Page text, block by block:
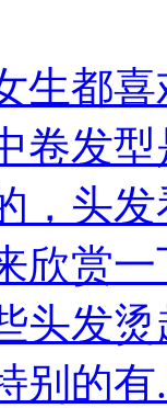
生都
卷发
，头
欣赏
头发
别的有